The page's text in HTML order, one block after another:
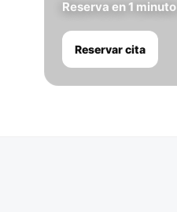
Reserva en 1 minuto
Reservar cita